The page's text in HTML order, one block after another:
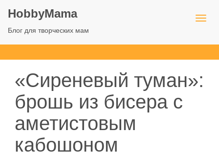
HobbyMama
Блог для творческих мам
«Сиреневый туман»:
брошь из бисера с
аметистовым
кабошоном